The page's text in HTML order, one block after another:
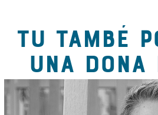
TU TAMBÉ
UNA DONA